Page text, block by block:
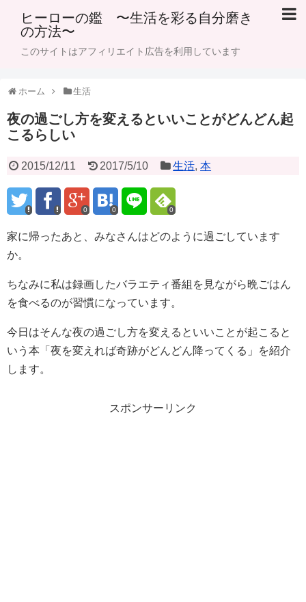
ヒーローの鑑 〜生活を彩る自分磨き
の方法〜
このサイトはアフィリエイト広告を利用しています
ホーム 生活
夜の過ごし方を変えるといいことがどんどん起
こるらしい
2015/12/11 2017/5/10 生活,本
0 0 0
家に帰ったあと、みなさんはどのように過ごしています
か。
ちなみに私は録画したバラエティ番組を見ながら晩ごはん
を食べるのが習慣になっています。
今日はそんな夜の過ごし方を変えるといいことが起こると
いう本「 夜を変えれば奇跡がどんどん降ってくる」
を紹介
します。
スポンサーリンク